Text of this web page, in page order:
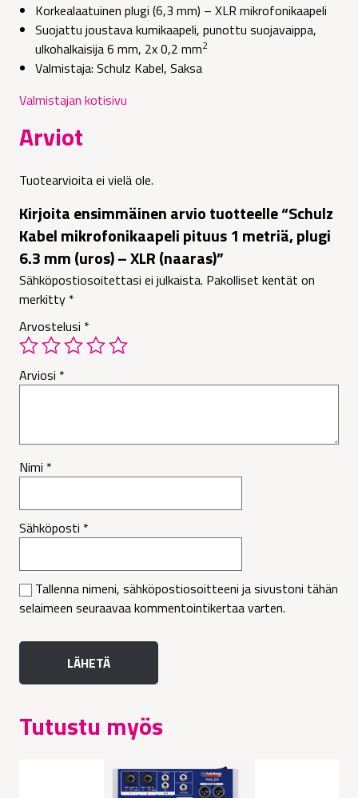
Korkealaatuinen plugi (6,3 mm) – XLR mikrofonikaapeli
Suojattu joustava kumikaapeli, punottu suojavaippa,
ulkohalkaisija 6 mm, 2x 0,2 mm2
Valmistaja: Schulz Kabel, Saksa
Valmistajan kotisivu
Arviot
Tuotearvioita ei vielä ole.
Kirjoita ensimmäinen arvio tuotteelle “Schulz
Kabel mikrofonikaapeli pituus 1 metriä, plugi
6.3 mm (uros) – XLR (naaras)”
Sähköpostiosoitettasi ei julkaista. Pakolliset kentät on
merkitty *
Arvostelusi *
Arviosi *
Nimi *
Sähköposti *
Tallenna nimeni, sähköpostiosoitteeni ja sivustoni tähän
selaimeen seuraavaa kommentointikertaa varten.
Tutustu myös